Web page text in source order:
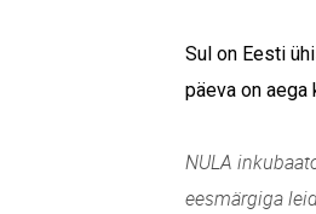
Sul on Eesti
päeva on aega
NULA
eesmärgiga